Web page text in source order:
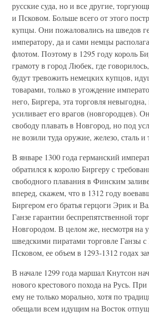
русские суда, но и все другие,
и Псковом. Больше всего от этого
купцы. Они пожаловались на шведов
императору, да и сами немцы
флотом. Поэтому в 1295 году король
грамоту в город Любек, где
будут тревожить немецких купцов,
товарами, только в угождение
него, Биргера, эта торговля
усиливает его врагов (новгородцев).
свободу плавать в Новгород, но под
не возили туда оружие, железо, сталь и
В январе 1300 года германский
обратился к королю Биргеру с
свободного плавания в Финским
вперед, скажем, что в 1312 году
Биргером его братья герцоги Эрик и
Ганзе гарантии беспрепятственной
Новгородом. В целом же, несмотря на
шведскими пиратами торговле Ганзы
Псковом, ее объем в 1293-1312 годах
В начале 1299 года маршал Кнутсон
нового крестового похода на Русь.
ему не только морально, хотя по
обещали всем идущим на Восток